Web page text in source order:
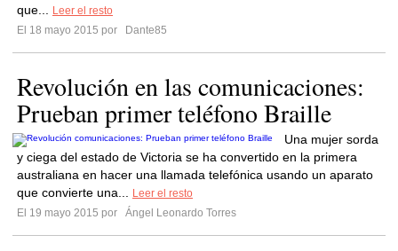
que...
Leer el resto
El 18 mayo 2015 por
Dante85
Revolución en las comunicaciones:
Prueban primer teléfono Braille
Una mujer sorda
y ciega del estado de Victoria se ha convertido en la primera
australiana en hacer una llamada telefónica usando un aparato
que convierte una...
Leer el resto
El 19 mayo 2015 por
Ángel Leonardo Torres